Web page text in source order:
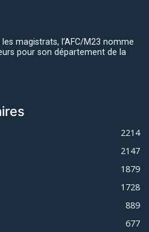
les magistrats, l’AFC/M23 nomme
pour son département de la
2214
2147
1879
1728
889
677